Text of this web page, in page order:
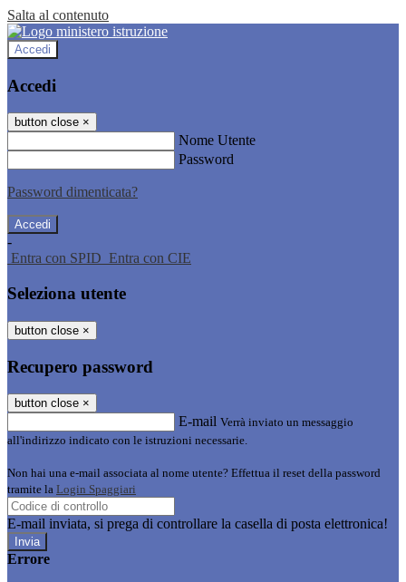
Salta al contenuto
Accedi
Accedi
button close ×
Nome Utente
Password
Password dimenticata?
-
Entra con SPID Entra con CIE
Seleziona utente
button close ×
Recupero password
button close ×
E-mail Verrà inviato un messaggio
all'indirizzo indicato con le istruzioni necessarie.
Non hai una e-mail associata al nome utente? Effettua il reset della password
tramite la Login Spaggiari
E-mail inviata, si prega di controllare la casella di posta elettronica!
Errore